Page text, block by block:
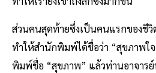
ส่วนคนสุดท้ายซึ่งเป็นคนแรกของ
ทำให้สำนักพิมพ์ได้ชื่อว่า “สุขภาพใ
พิมพ์ชื่อ “สุขภาพ” แล้วท่านอาจาร